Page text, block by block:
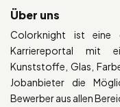
Über uns
Colorknight ist eine
Karriereportal mit
Kunststoffe, Glas,
Jobanbieter die
Bewerber aus allen